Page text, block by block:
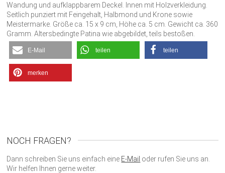
Wandung und aufklappbarem Deckel. Innen mit Holzverkleidung.
Seitlich punziert mit Feingehalt, Halbmond und Krone sowie
Meistermarke. Größe ca. 15 x 9 cm, Höhe ca. 5 cm. Gewicht ca. 360
Gramm. Altersbedingte Patina wie abgebildet, teils bestoßen.
E-Mail teilen teilen
merken
NOCH FRAGEN?
Dann schreiben Sie uns einfach eine E-Mail oder rufen Sie uns an.
Wir helfen Ihnen gerne weiter.